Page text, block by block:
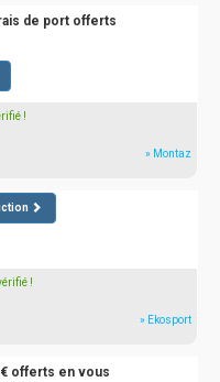
de port offerts
!
» Montaz
!
» Ekosport
offerts en vous